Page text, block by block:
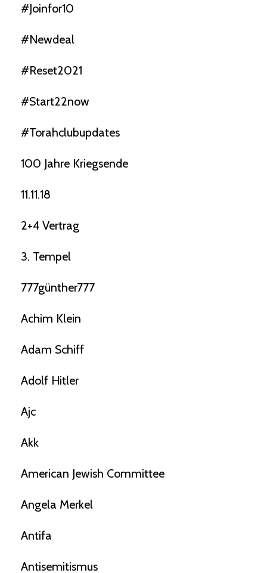
#joinfor10
#newdeal
#reset2021
#start22now
#torahclubupdates
100 Jahre Kriegsende
11.11.18
2+4 Vertrag
3. Tempel
777günther777
Achim Klein
Adam Schiff
Adolf Hitler
Ajc
Akk
American Jewish Committee
Angela Merkel
Antifa
Antisemitismus